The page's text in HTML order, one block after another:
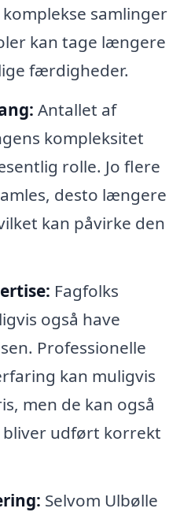
samlinger
kan tage længere
færdigheder.
Antallet af
kompleksitet
rolle. Jo flere
desto længere
kan påvirke den
Fagfolks
også have
Professionelle
kan muligvis
men de kan også
udført korrekt
Selvom Ulbølle